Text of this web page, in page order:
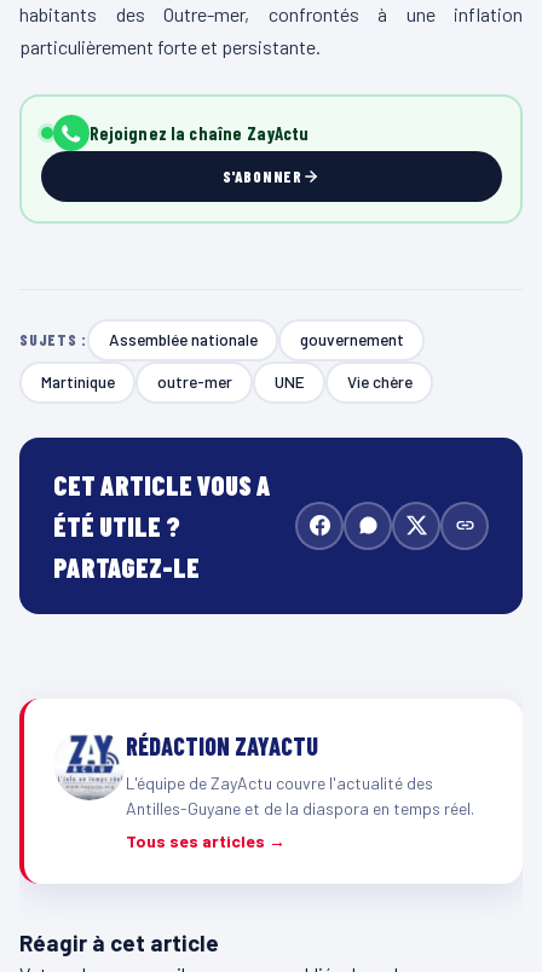
habitants des Outre-mer, confrontés à une inflation
particulièrement forte et persistante.
Rejoignez la chaîne ZayActu
S'ABONNER
SUJETS : Assemblée nationale gouvernement
Martinique outre-mer UNE Vie chère
CET ARTICLE VOUS A
ÉTÉ UTILE ?
PARTAGEZ-LE
RÉDACTION ZAYACTU
L'équipe de ZayActu couvre l'actualité des
Antilles-Guyane et de la diaspora en temps réel.
Tous ses articles →
Réagir à cet article